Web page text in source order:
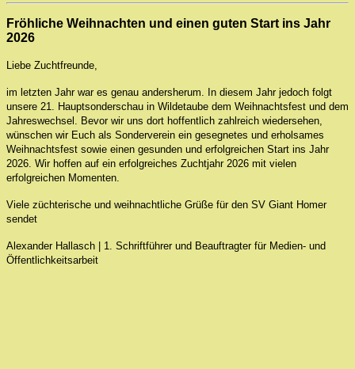
Fröhliche Weihnachten und einen guten Start ins Jahr
2026
Liebe Zuchtfreunde,
im letzten Jahr war es genau andersherum. In diesem Jahr jedoch folgt
unsere 21. Hauptsonderschau in Wildetaube dem Weihnachtsfest und dem
Jahreswechsel . Bevor wir uns dort hoffentlich zahlreich wiedersehen,
wünschen wir Euch als Sonderverein ein gesegnetes und erholsames
Weihnachtsfest sowie einen gesunden und erfolgreichen Start ins Jahr
2026. Wir hoffen auf ein erfolgreiches Zuchtjahr 2026 mit vielen
erfolgreichen Momenten.
Viele züchterische und weihnachtliche Grüße für den SV Giant Homer
sendet
Alexander Hallasch
1. Schriftführer und Beauftragter für Medien- und
Öffentlichkeitsarbeit